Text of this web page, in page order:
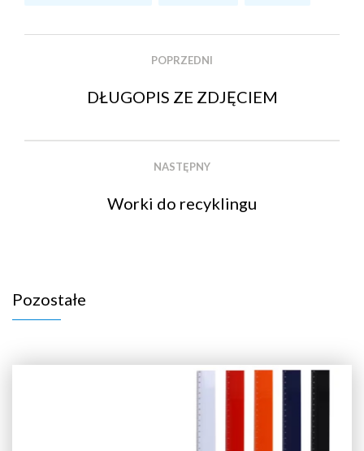
POPRZEDNI
DŁUGOPIS ZE ZDJĘCIEM
NASTĘPNY
Worki do recyklingu
Pozostałe